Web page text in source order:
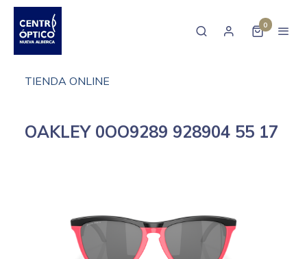
0
TIENDA ONLINE
OAKLEY 0OO9289 928904 55 17